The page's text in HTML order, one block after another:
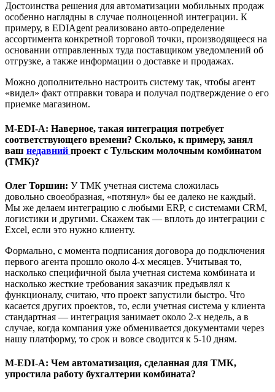
Достоинства решения для автоматизации мобильных продаж
особенно наглядны в случае полноценной интеграции. К
примеру, в EDIAgent реализовано авто-определение
ассортимента конкретной торговой точки, производящееся на
основании отправленных туда поставщиком уведомлений об
отгрузке, а также информации о доставке и продажах.
Можно дополнительно настроить систему так, чтобы агент
«видел» факт отправки товара и получал подтверждение о его
приемке магазином.
M-EDI-A: Наверное, такая интеграция потребует
соответствующего времени? Сколько, к примеру, занял
ваш недавний проект с Тульским молочным комбинатом
(ТМК)?
Олег Торшин: У ТМК учетная система сложилась
довольно своеобразная, «потянул» бы ее далеко не каждый.
Мы же делаем интеграцию с любыми ERP, с системами CRM,
логистики и другими. Скажем так — вплоть до интеграции с
Excel, если это нужно клиенту.
Формально, с момента подписания договора до подключения
первого агента прошло около 4-х месяцев. Учитывая то,
насколько специфичной была учетная система комбината и
насколько жесткие требования заказчик предъявлял к
функционалу, считаю, что проект запустили быстро. Что
касается других проектов, то, если учетная система у клиента
стандартная — интеграция занимает около 2-х недель, а в
случае, когда компания уже обменивается документами через
нашу платформу, то срок и вовсе сводится к 5-10 дням.
M-EDI-A: Чем автоматизация, сделанная для ТМК,
упростила работу бухгалтерии комбината?